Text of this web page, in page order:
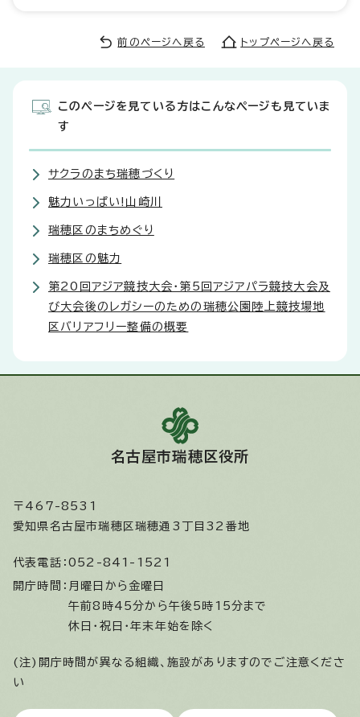
前のページへ戻る トップページへ戻る
このページを見ている方はこんなページも見ていま
す
サクラのまち瑞穂づくり
魅力いっぱい!山崎川
瑞穂区のまちめぐり
瑞穂区の魅力
第20回アジア競技大会・第5回アジアパラ競技大会及
び大会後のレガシーのための瑞穂公園陸上競技場地
区バリアフリー整備の概要
名古屋市瑞穂区役所
〒467-8531
愛知県名古屋市瑞穂区瑞穂通3丁目32番地
代表電話： 052-841-1521
開庁時間： 月曜日から金曜日
午前8時45分から午後5時15分まで
休日・祝日・年末年始を除く
(注)開庁時間が異なる組織、施設がありますのでご注意くださ
い